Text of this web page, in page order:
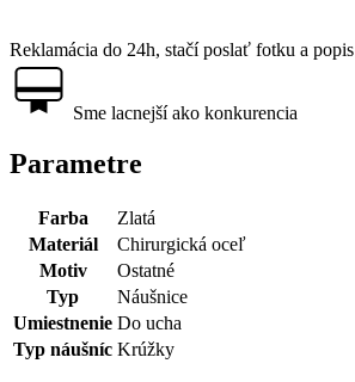
Reklamácia do 24h, stačí poslať fotku a popis
Sme lacnejší ako konkurencia
Parametre
Farba
Zlatá
Materiál
Chirurgická oceľ
Motiv
Ostatné
Typ
Náušnice
Umiestnenie Do ucha
Typ náušníc Krúžky